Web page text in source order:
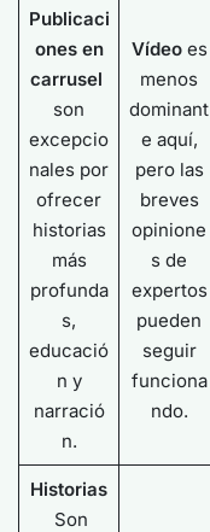
Publicaci
ones en
carrusel
son
excepcio
nales por
ofrecer
historias
más
profunda
s,
educació
n y
narració
n.
Vídeoes
menos
dominant
e aquí,
pero las
breves
opinione
s de
expertos
pueden
seguir
funciona
ndo.
Historias
Son